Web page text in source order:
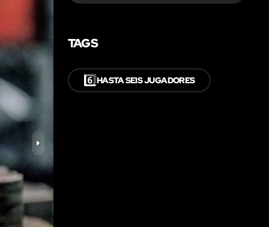
TAGS
6️⃣HASTA SEIS JUGADORES